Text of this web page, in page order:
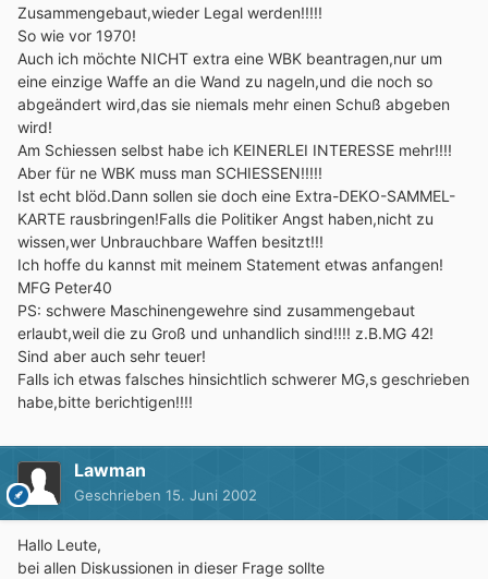
Zusammengebaut,wieder Legal werden!!!!!
So wie vor 1970!
Auch ich möchte NICHT extra eine WBK beantragen,nur um
eine einzige Waffe an die Wand zu nageln,und die noch so
abgeändert wird,das sie niemals mehr einen Schuß abgeben
wird!
Am Schiessen selbst habe ich KEINERLEI INTERESSE mehr!!!!
Aber für ne WBK muss man SCHIESSEN!!!!!
Ist echt blöd.Dann sollen sie doch eine Extra-DEKO-SAMMEL-
KARTE rausbringen!Falls die Politiker Angst haben,nicht zu
wissen,wer Unbrauchbare Waffen besitzt!!!
Ich hoffe du kannst mit meinem Statement etwas anfangen!
MFG Peter40
PS: schwere Maschinengewehre sind zusammengebaut
erlaubt,weil die zu Groß und unhandlich sind!!!! z.B.MG 42!
Sind aber auch sehr teuer!
Falls ich etwas falsches hinsichtlich schwerer MG,s geschrieben
habe,bitte berichtigen!!!!
Lawman
Geschrieben 15. Juni 2002
Hallo Leute,
bei allen Diskussionen in dieser Frage sollte